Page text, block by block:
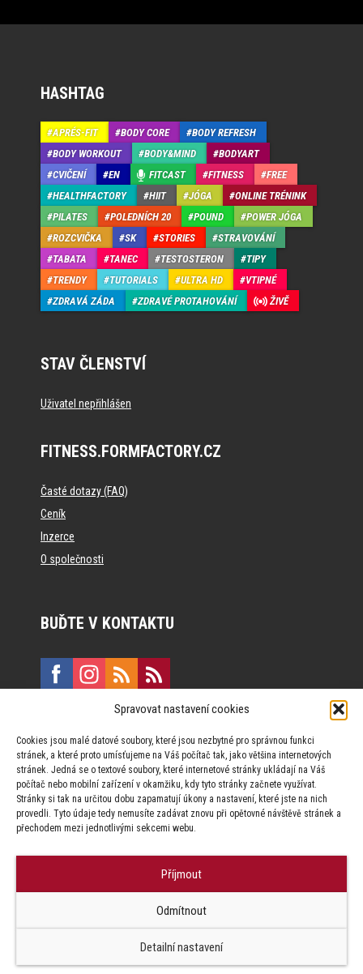
Spravovat nastavení cookies
Cookies jsou malé datové soubory, které jsou nezbytné pro správnou funkci
stránek, a které proto umísťujeme na Váš počítač tak, jako většina internetových
stránek. Jedná se o textové soubory, které internetové stránky ukládají na Váš
počítač nebo mobilní zařízení v okamžiku, kdy tyto stránky začnete využívat.
Stránky si tak na určitou dobu zapamatují úkony a nastavení, které jste na nich
provedli. Tyto údaje tedy nemusíte zadávat znovu při opětovné návštěvě stránek a
přechodem mezi jednotlivými sekcemi webu.
Příjmout
Odmítnout
Detailní nastavení
HASHTAG
APRÉS-FIT BODY CORE
BODY REFRESH
BODY WORKOUT
BODY&MIND
BODYART
CVIČENÍ
EN FITCAST FITNESS
FREE
HEALTHFACTORY
HIIT JÓGA
ONLINE TRÉNINK
PILATES
POLEDNÍCH 20 POUND
POWER JÓGA
ROZCVIČKA
SK STORIES
STRAVOVÁNÍ
TABATA
TANEC TESTOSTERON
TIPY
TRENDY
TUTORIALS ULTRA HD
VTIPNÉ
ZDRAVÁ ZÁDA
ZDRAVÉ PROTAHOVÁNÍ ŽIVĚ
STAV ČLENSTVÍ
Uživatel nepřihlášen
FITNESS.FORMFACTORY.CZ
Časté dotazy (FAQ)
Ceník
Inzerce
O společnosti
BUĎTE V KONTAKTU
Vinohradská 190, 130 00 Praha 3
Za publikovaný obsah odpovídají jednotliví autoři.
Factory s.r.o. zapovězeno.